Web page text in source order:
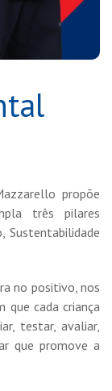
propõe
três pilares
Sustentabilidade
no positivo, nos
que cada criança
testar, avaliar,
que promove a